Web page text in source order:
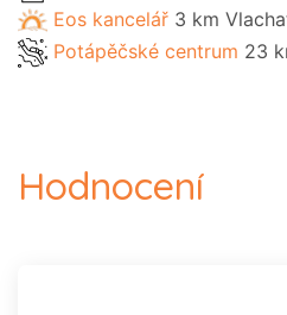
Eos kancelář 3 km
Potápěčské centrum 23
Hodnocení